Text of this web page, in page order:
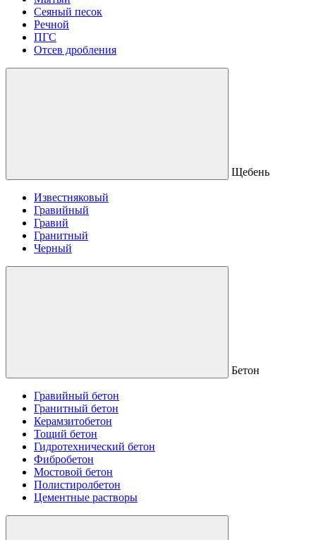
Сеяный песок
Речной
ПГС
Отсев дробления
Щебень
Известняковый
Гравийный
Гравий
Гранитный
Черный
Бетон
Гравийный бетон
Гранитный бетон
Керамзитобетон
Тощий бетон
Гидротехнический бетон
Фибробетон
Мостовой бетон
Полистиролбетон
Цементные растворы